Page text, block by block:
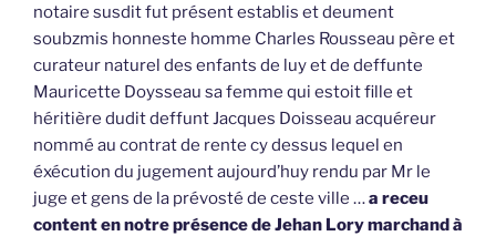
notaire susdit fut présent establis et deument
soubzmis honneste homme Charles Rousseau père et
curateur naturel des enfants de luy et de deffunte
Mauricette Doysseau sa femme qui estoit fille et
héritière dudit deffunt Jacques Doisseau acquéreur
nommé au contrat de rente cy dessus lequel en
éxécution du jugement aujourd’huy rendu par Mr le
juge et gens de la prévosté de ceste ville …a receu
content en notre présence de Jehan Lory marchand à